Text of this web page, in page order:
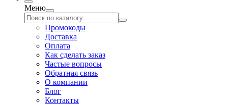
Меню
Промокоды
Доставка
Оплата
Как сделать заказ
Частые вопросы
Обратная связь
О компании
Блог
Контакты